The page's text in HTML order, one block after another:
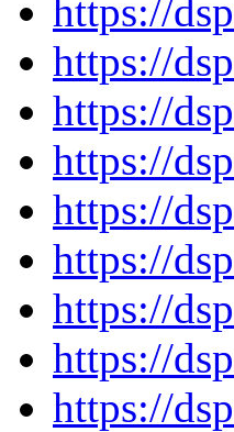
https://
https://
https://
https://
https://
https://
https://
https://
https://